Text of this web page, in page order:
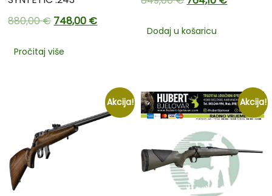
880,00€748,00 €
Pročitaj više
Dodaj u košaricu
Akcija! Akcija!